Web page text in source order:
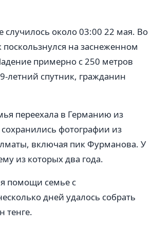
около 03:00 22 мая. Во
на заснеженном
примерно с 250 метров
летний спутник, гражданин
переехала в Германию из
фотографии из
включая пик Фурманова. У
из которых два года.
помощи семье с
дней удалось собрать
тенге.